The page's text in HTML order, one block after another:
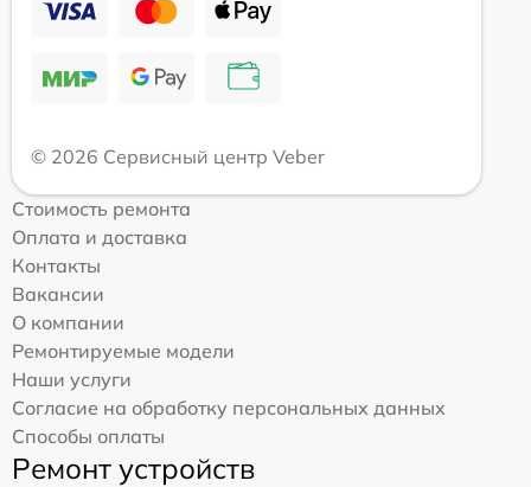
© 2026 Сервисный центр Veber
Стоимость ремонта
Оплата и доставка
Контакты
Вакансии
О компании
Ремонтируемые модели
Наши услуги
Согласие на обработку персональных данных
Способы оплаты
Ремонт устройств